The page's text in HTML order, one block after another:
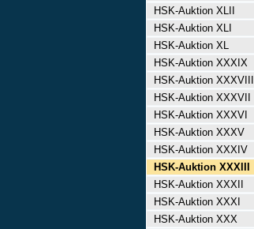
HSK-Auktion XLII
HSK-Auktion XLI
HSK-Auktion XL
HSK-Auktion XXXIX
HSK-Auktion XXXVIII
HSK-Auktion XXXVII
HSK-Auktion XXXVI
HSK-Auktion XXXV
HSK-Auktion XXXIV
HSK-Auktion XXXIII
HSK-Auktion XXXII
HSK-Auktion XXXI
HSK-Auktion XXX